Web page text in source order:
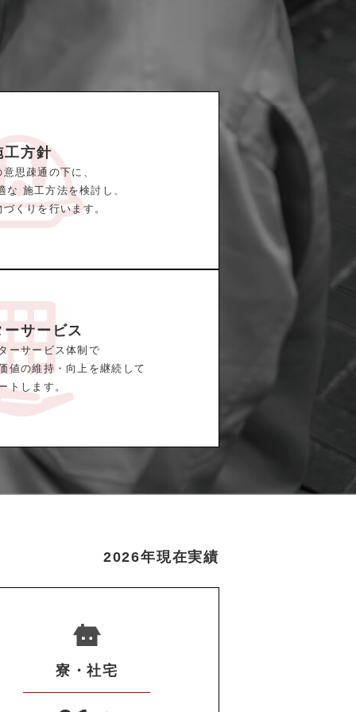
工方針
思疎通の下に、
な 施工方法を検討し、
くりを行います。
ーサービス
ーサービス体制で
値の維持・向上を継続して
トします。
2026年現在実績
寮・社宅